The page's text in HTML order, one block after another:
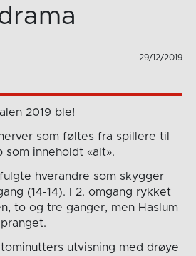
29/12/2019
2019 ble!
som føltes fra spillere til
som inneholdt «alt».
hverandre som skygger
(14-14). I 2. omgang rykket
to og tre ganger, men Haslum
utvisning med drøye